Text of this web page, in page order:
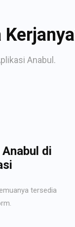
Anabul.
di
tersedia